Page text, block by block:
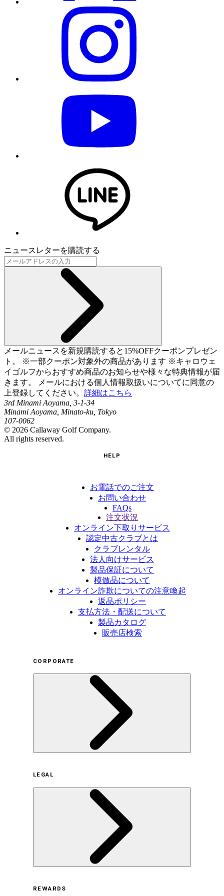
ニュースレターを購読する
メールニュースを新規購読すると15%OFFクーポンプレゼン
ト。 ※一部クーポン対象外の商品があります ※キャロウェ
イゴルフからおすすめ商品のお知らせや様々な特典情報が届
きます。 メールにおける個人情報取扱いについてに同意の
上登録してください。 詳細はこちら
3rd Minami Aoyama, 3-1-34
Minami Aoyama, Minato-ku, Tokyo
107-0062
© 2026 Callaway Golf Company.
All rights reserved.
HELP
お電話でのご注文
お問い合わせ
FAQs
注文状況
オンライン下取りサービス
認定中古クラブとは
クラブレンタル
法人向けサービス
製品保証について
模倣品について
オンライン詐欺についての注意喚起
返品ポリシー
支払方法・配送について
製品カタログ
販売店検索
CORPORATE
サステナビリティの取り組み（日本）
サステナビリティの取り組み（米国/英語）
ヒストリー
採用情報
LEGAL
REWARDS